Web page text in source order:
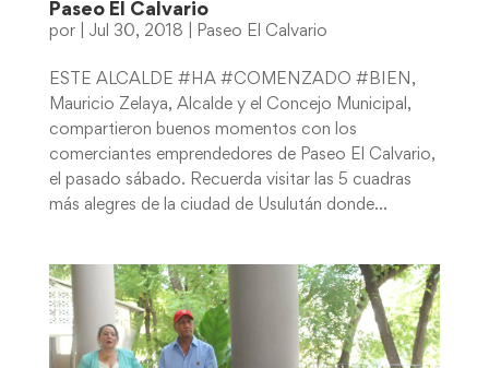
Paseo El Calvario
por Jul 30, 2018 Paseo El Calvario
ESTE ALCALDE #HA #COMENZADO #BIEN,
Mauricio Zelaya, Alcalde y el Concejo Municipal,
compartieron buenos momentos con los
comerciantes emprendedores de Paseo El Calvario,
el pasado sábado. Recuerda visitar las 5 cuadras
más alegres de la ciudad de Usulután donde...